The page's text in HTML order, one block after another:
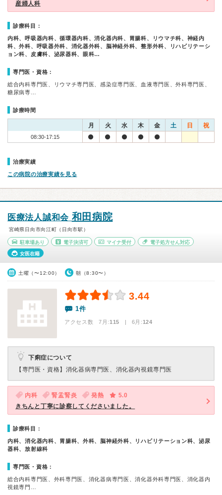
産婦人科
診療科目：
内科、呼吸器内科、循環器内科、消化器内科、胃腸科、リウマチ科、神経内
科、外科、呼吸器外科、消化器外科、脳神経外科、整形外科、リハビリテーシ
ョン科、皮膚科、泌尿器科、眼科…
専門医・資格：
総合内科専門医、リウマチ専門医、感染症専門医、血液専門医、外科専門医、
糖尿病専…
診療時間
月 火 水 木 金 土 日 祝
08:30-17:15
治療実績
この病院の治療実績を見る
医療法人誠和会 和田病院
宮崎県日向市向江町（日向市駅）
駐車場あり 電子決済可 マイナ受付 電子処方せん対応
女医在籍
土曜（〜12:00） 朝（8:30〜）
3.44
1件
アクセス数 7月:115 | 6月:124
下痢症について
【専門医・資格】 消化器病専門医、消化器内視鏡専門医
内科 腎盂腎炎 発熱
5.0
きちんと丁寧に診察してくださいました。
診療科目：
内科、消化器内科、胃腸科、外科、脳神経外科、リハビリテーション科、泌尿
器科、放射線科
専門医・資格：
総合内科専門医、外科専門医、消化器病専門医、消化器外科専門医、消化器内
視鏡専門…